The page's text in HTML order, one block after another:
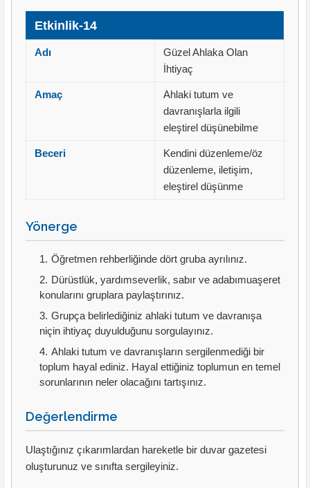
Etkinlik-14
Adı
Güzel Ahlaka Olan
İhtiyaç
Amaç
Ahlaki tutum ve
davranışlarla ilgili
eleştirel düşünebilme
Beceri
Kendini düzenleme/öz
düzenleme, iletişim,
eleştirel düşünme
Yönerge
Öğretmen rehberliğinde dört gruba ayrılınız.
Dürüstlük, yardımseverlik, sabır ve adabımuaşeret
konularını gruplara paylaştırınız.
Grupça belirlediğiniz ahlaki tutum ve davranışa
niçin ihtiyaç duyulduğunu sorgulayınız.
Ahlaki tutum ve davranışların sergilenmediği bir
toplum hayal ediniz. Hayal ettiğiniz toplumun en temel
sorunlarının neler olacağını tartışınız.
Değerlendirme
Ulaştığınız çıkarımlardan hareketle bir duvar gazetesi
oluşturunuz ve sınıfta sergileyiniz.